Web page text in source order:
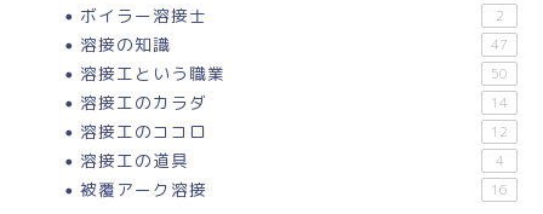
ボイラー溶接士 2
溶接の知識 47
溶接工という職業 50
溶接工のカラダ 14
溶接工のココロ 12
溶接工の道具 4
被覆アーク溶接 16